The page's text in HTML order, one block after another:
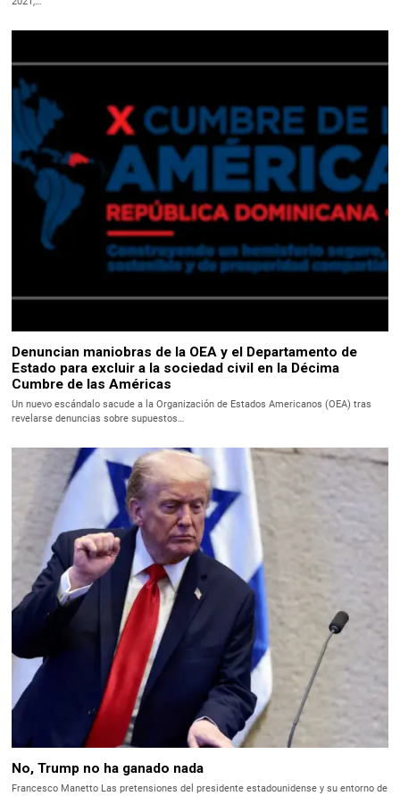
Denuncian maniobras de la OEA y el Departamento de
Estado para excluir a la sociedad civil en la Décima
Cumbre de las Américas
Un nuevo escándalo sacude a la Organización de Estados Americanos (OEA) tras
revelarse denuncias sobre supuestos…
No, Trump no ha ganado nada
Francesco Manetto Las pretensiones del presidente estadounidense y su entorno de